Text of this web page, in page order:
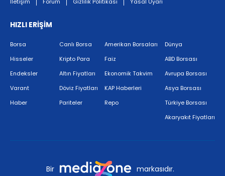
İletişim Forum Gizlilik Politikası Yasal Uyarı
HIZLI ERİŞİM
Borsa
Hisseler
Endeksler
Varant
Haber
Canlı Borsa
Kripto Para
Altın Fiyatları
Döviz Fiyatları
Pariteler
Amerikan Borsaları
Faiz
Ekonomik Takvim
KAP Haberleri
Repo
Dünya
ABD Borsası
Avrupa Borsası
Asya Borsası
Türkiye Borsası
Akaryakıt Fiyatları
Bir markasıdır.